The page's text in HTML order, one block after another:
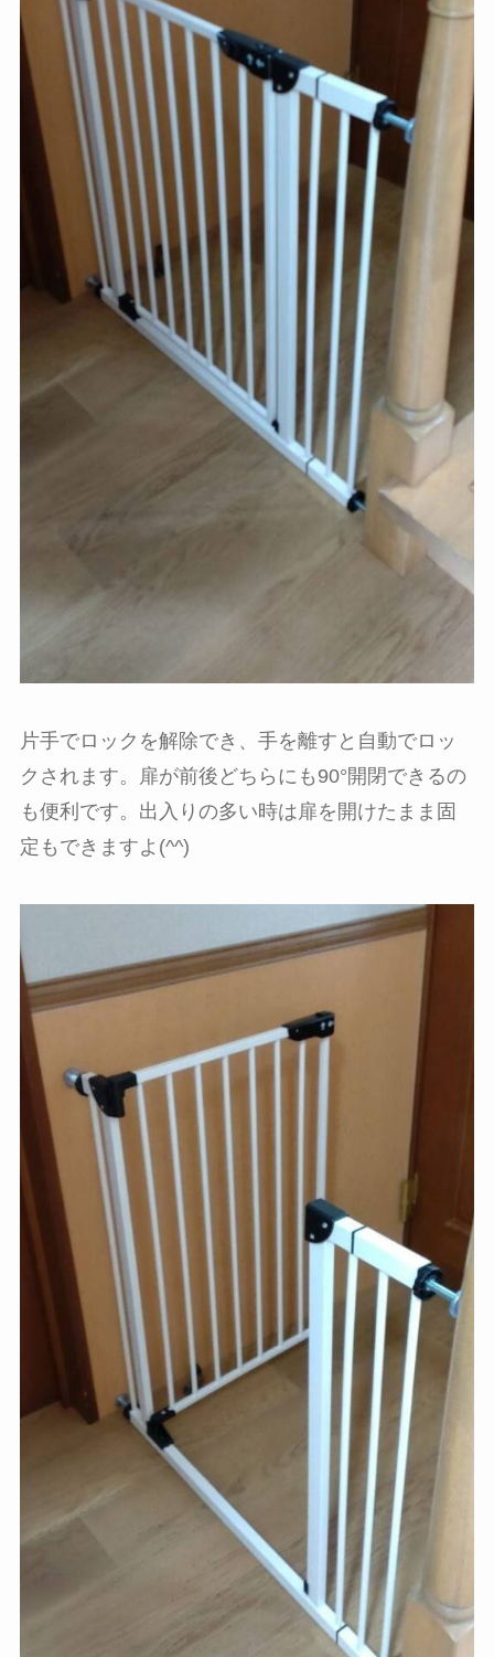
片手でロックを解除でき、手を離すと自動でロッ
クされます。扉が前後どちらにも90°開閉できるの
も便利です。出入りの多い時は扉を開けたまま固
定もできますよ(^^)